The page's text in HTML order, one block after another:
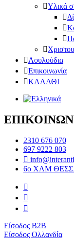
Υλικά
Λουλούδια
Επικοινωνία
ΚΑΛΑΘΙ
2310 676 070
697 9222 803
6ο ΧΛΜ
Είσοδος B2B
Είσοδος Ολλανδία